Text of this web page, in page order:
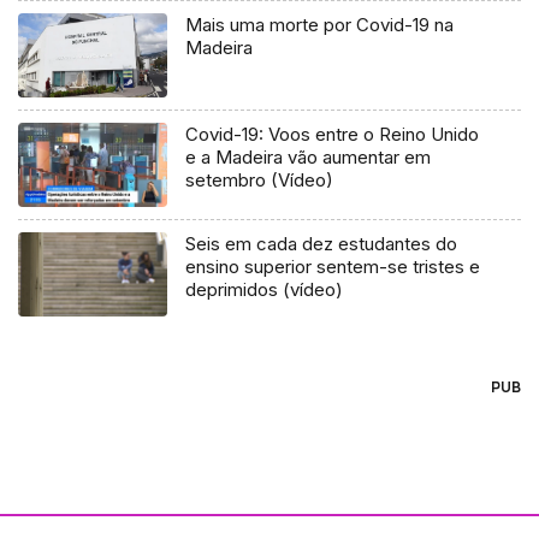
Mais uma morte por Covid-19 na
Madeira
Covid-19: Voos entre o Reino Unido
e a Madeira vão aumentar em
setembro (Vídeo)
Seis em cada dez estudantes do
ensino superior sentem-se tristes e
deprimidos (vídeo)
PUB